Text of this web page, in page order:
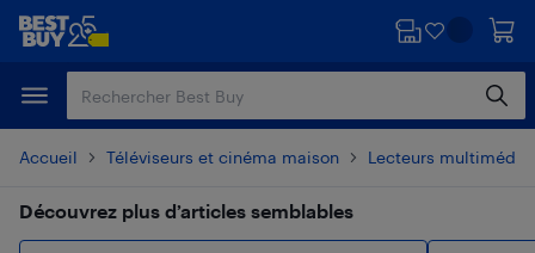
Passer
principal
Passer
Accueil Téléviseurs et cinéma maison Lecteurs
Découvrez plus d’articles semblables